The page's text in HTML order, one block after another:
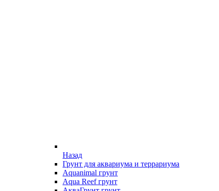
Назад
Грунт для аквариума и террариума
Aquanimal грунт
Aqua Reef грунт